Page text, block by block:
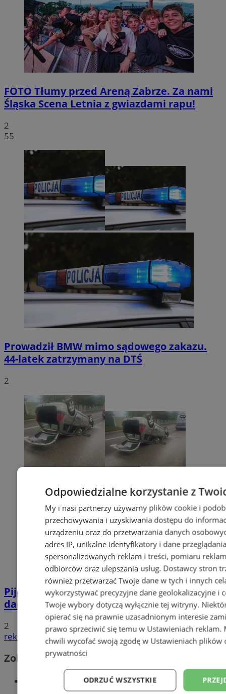
FOTO Tłumy przed Areną Zabrze. Za nami
Śląska Scena Letnia z gwiazdami rapu!
2
55
Prowadził BMW mimo sądowego zakazu.
44-latek zatrzymany na DTŚ
2
Pijana 32-latka z zakazem prowadzenia
dachowała na DK 88 w Zabrzu
2
reklama
Zobacz również
Wiadomości kryminalne w Zabrzu
Odpowiedzialne korzystanie z
My i nasi partnerzy używamy plików cookie i
przechowywania i uzyskiwania dostępu do
urządzeniu oraz do przetwarzania danych
adres IP, unikalne identyfikatory i dane
spersonalizowanych reklam i treści, pomiaru
odbiorców oraz ulepszania usług. Dostawcy stron
również przetwarzać Twoje dane w tych i innych
wykorzystywać precyzyjne dane geolokalizacyjne i
Twoje wybory dotyczą wyłącznie tej witryny.
opierać się na prawnie uzasadnionym interesie
prawo sprzeciwić się temu w Ustawieniach reklam.
chwili wycofać swoją zgodę w Ustawieniach plików
prywatności
ODRZUĆ WSZYSTKIE